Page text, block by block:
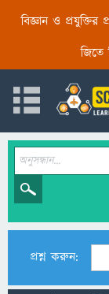
বিজ্ঞান ও প্রযুক্তির
জিতে
প্রশ্ন করুন: